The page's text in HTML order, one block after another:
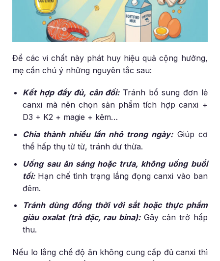
Để các vi chất này phát huy hiệu quả cộng hưởng,
mẹ cần chú ý những nguyên tắc sau:
Kết hợp đầy đủ, cân đối: Tránh bổ sung đơn lẻ
canxi mà nên chọn sản phẩm tích hợp canxi +
D3 + K2 + magie + kẽm…
Chia thành nhiều lần nhỏ trong ngày: Giúp cơ
thể hấp thụ từ từ, tránh dư thừa.
Uống sau ăn sáng hoặc trưa, không uống buổi
tối: Hạn chế tình trạng lắng đọng canxi vào ban
đêm.
Tránh dùng đồng thời với sắt hoặc thực phẩm
giàu oxalat (trà đặc, rau bina): Gây cản trở hấp
thu.
Nếu lo lắng chế độ ăn không cung cấp đủ canxi thì